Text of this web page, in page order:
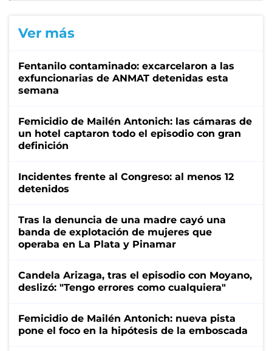
Ver más
Fentanilo contaminado: excarcelaron a las
exfuncionarias de ANMAT detenidas esta
semana
Femicidio de Mailén Antonich: las cámaras de
un hotel captaron todo el episodio con gran
definición
Incidentes frente al Congreso: al menos 12
detenidos
Tras la denuncia de una madre cayó una
banda de explotación de mujeres que
operaba en La Plata y Pinamar
Candela Arizaga, tras el episodio con Moyano,
deslizó: "Tengo errores como cualquiera"
Femicidio de Mailén Antonich: nueva pista
pone el foco en la hipótesis de la emboscada